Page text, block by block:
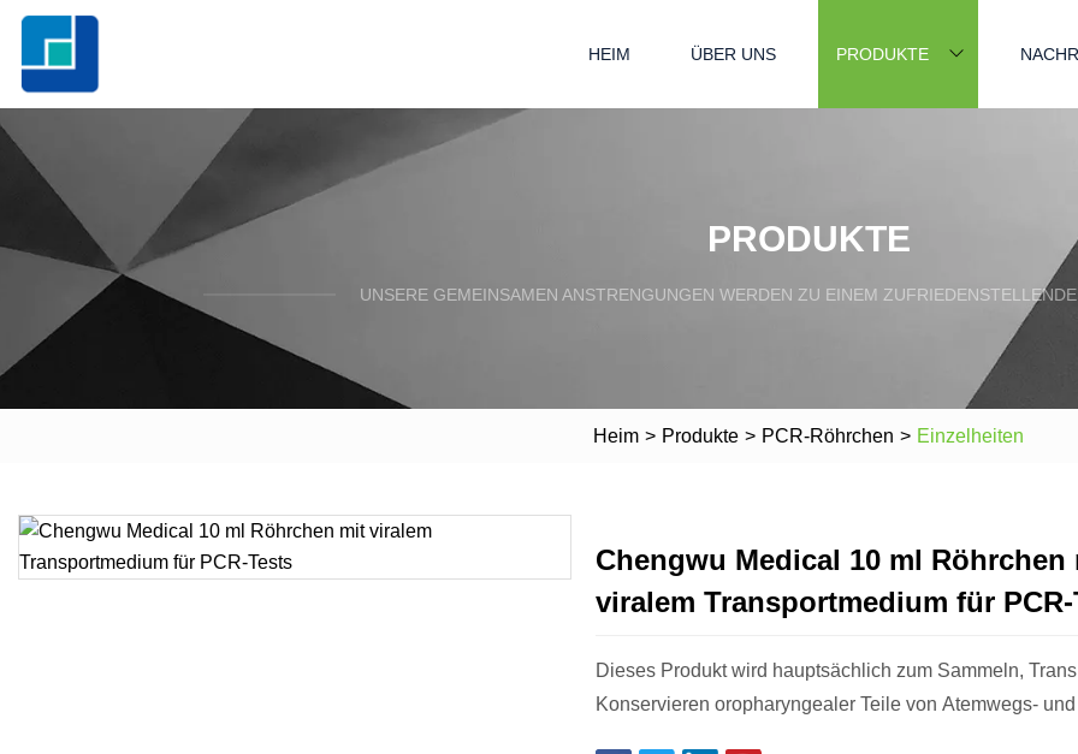
HEIM ÜBER UNS PRODUKTE
PRODUKTE
UNSERE GEMEINSAMEN ANSTRENGUNGEN WERDEN ZU EINEM
Heim > Produkte > PCR-Röhrchen > Einzelheiten
Chengwu Medical 10 ml Röhrchen
viralem Transportmedium für PCR-
Dieses Produkt wird hauptsächlich zum Sammeln,
Konservieren oropharyngealer Teile von Atemwegs-